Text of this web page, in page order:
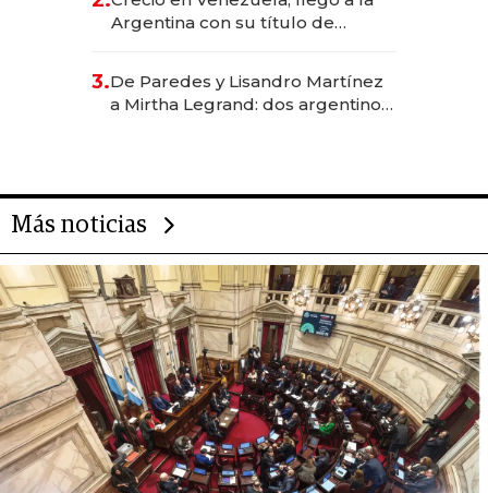
Argentina con su título de
las marcas "fast premium"
3.De Paredes y Lisandro Martínez
a Mirtha Legrand: dos argentinos
Más noticias